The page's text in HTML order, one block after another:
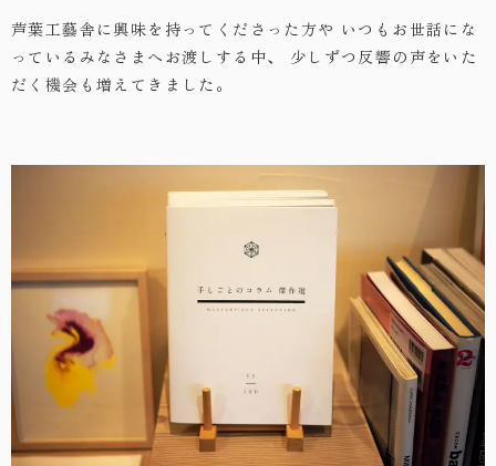
芦葉工藝舎に興味を持ってくださった方や いつもお世話にな
っているみなさまへお渡しする中、
少しずつ反響の声をいた
だく機会も増えてきました。